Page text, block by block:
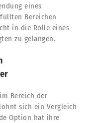
eines
Bereichen
in die Rolle eines
zu gelangen.
Bereich der
sich ein Vergleich
Option hat ihre